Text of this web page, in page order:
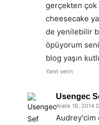
gerçekten çok
cheesecake
de yenilebilir
öpüyorum
blog yaşın
Yanıt verin
Usengec
Aralık 16, 2014
Audrey'cim